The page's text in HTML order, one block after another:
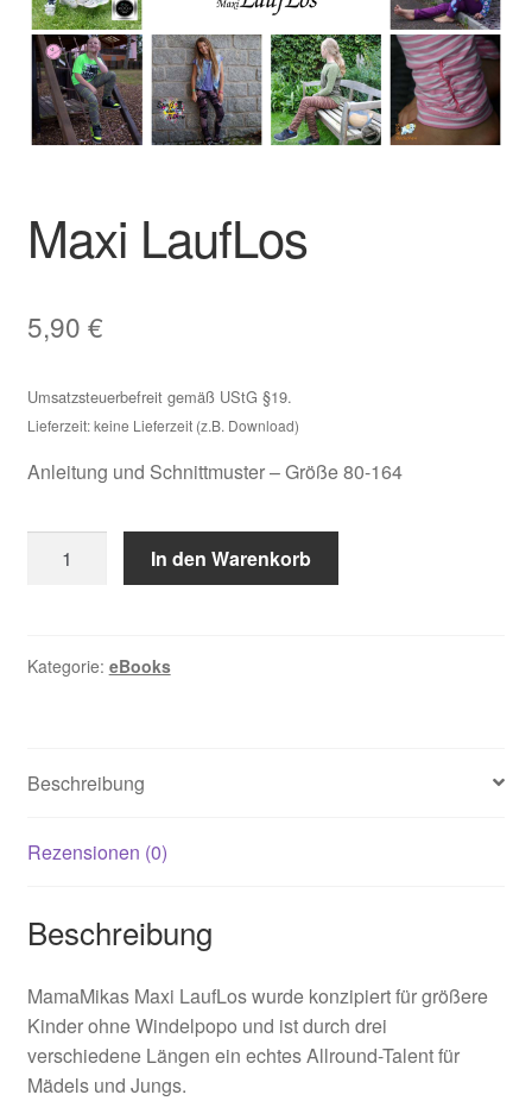
Maxi LaufLos
5,90 €
Umsatzsteuerbefreit gemäß UStG §19.
Lieferzeit: keine Lieferzeit (z.B. Download)
Anleitung und Schnittmuster – Größe 80-164
LaufLos
In den Warenkorb
Kategorie: eBooks
Beschreibung
Rezensionen (0)
Beschreibung
MamaMikas Maxi LaufLos wurde konzipiert für größere
Kinder ohne Windelpopo und ist durch drei
verschiedene Längen ein echtes Allround-Talent für
Mädels und Jungs.